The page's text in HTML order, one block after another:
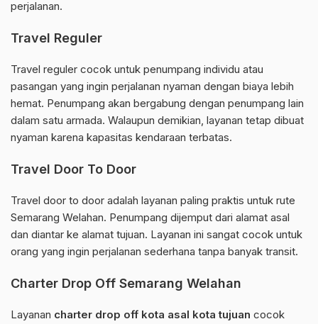
perjalanan.
Travel Reguler
Travel reguler cocok untuk penumpang individu atau
pasangan yang ingin perjalanan nyaman dengan biaya lebih
hemat. Penumpang akan bergabung dengan penumpang lain
dalam satu armada. Walaupun demikian, layanan tetap dibuat
nyaman karena kapasitas kendaraan terbatas.
Travel Door To Door
Travel door to door adalah layanan paling praktis untuk rute
Semarang Welahan. Penumpang dijemput dari alamat asal
dan diantar ke alamat tujuan. Layanan ini sangat cocok untuk
orang yang ingin perjalanan sederhana tanpa banyak transit.
Charter Drop Off Semarang Welahan
Layanan charter drop off kota asal kota tujuan cocok